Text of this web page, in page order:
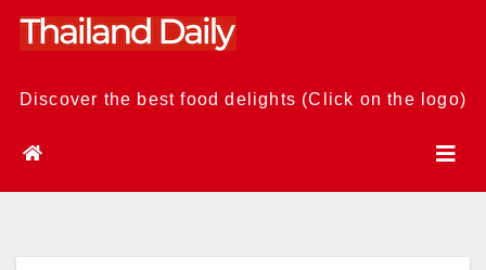
Skip
Discover the best food delights (Click on the logo)